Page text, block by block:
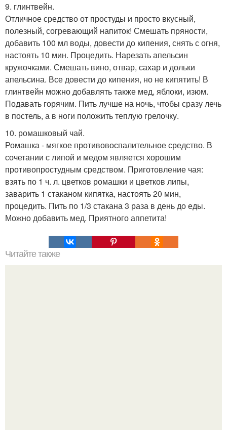
9. глинтвейн.
Отличное средство от простуды и просто вкусный,
полезный, согревающий напиток! Смешать пряности,
добавить 100 мл воды, довести до кипения, снять с огня,
настоять 10 мин. Процедить. Нарезать апельсин
кружочками. Смешать вино, отвар, сахар и дольки
апельсина. Все довести до кипения, но не кипятить! В
глинтвейн можно добавлять также мед, яблоки, изюм.
Подавать горячим. Пить лучше на ночь, чтобы сразу лечь
в постель, а в ноги положить теплую грелочку.
10. ромашковый чай.
Ромашка - мягкое противовоспалительное средство. В
сочетании с липой и медом является хорошим
противопростудным средством. Приготовление чая:
взять по 1 ч. л. цветков ромашки и цветков липы,
заварить 1 стаканом кипятка, настоять 20 мин,
процедить. Пить по 1/3 стакана 3 раза в день до еды.
Можно добавить мед. Приятного аппетита!
Читайте также